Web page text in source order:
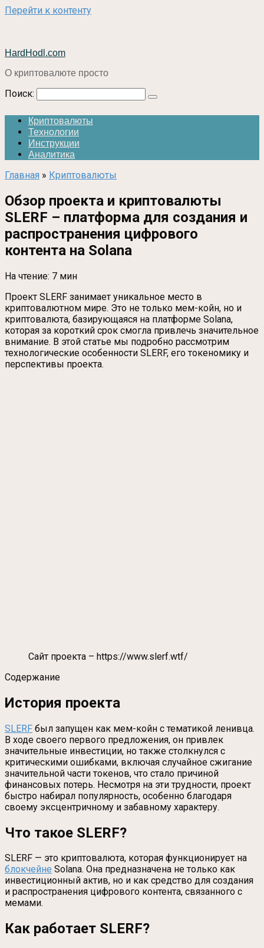
Перейти к контенту
HardHodl.com
О криптовалюте просто
Поиск:
Криптовалюты
Технологии
Инструкции
Аналитика
Главная » Криптовалюты
Обзор проекта и криптовалюты
SLERF – платформа для создания и
распространения цифрового
контента на Solana
На чтение: 7 мин
Проект SLERF занимает уникальное место в
криптовалютном мире. Это не только мем-койн, но и
криптовалюта, базирующаяся на платформе Solana,
которая за короткий срок смогла привлечь значительное
внимание. В этой статье мы подробно рассмотрим
технологические особенности SLERF, его токеномику и
перспективы проекта.
Сайт проекта – https://www.slerf.wtf/
Содержание
История проекта
SLERF был запущен как мем-койн с тематикой ленивца.
В ходе своего первого предложения, он привлек
значительные инвестиции, но также столкнулся с
критическими ошибками, включая случайное сжигание
значительной части токенов, что стало причиной
финансовых потерь. Несмотря на эти трудности, проект
быстро набирал популярность, особенно благодаря
своему эксцентричному и забавному характеру.
Что такое SLERF?
SLERF — это криптовалюта, которая функционирует на
блокчейне Solana. Она предназначена не только как
инвестиционный актив, но и как средство для создания
и распространения цифрового контента, связанного с
мемами.
Как работает SLERF?